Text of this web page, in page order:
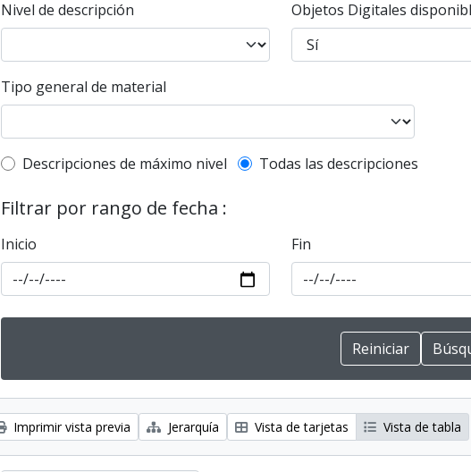
Nivel de descripción Objetos Digitales
Tipo general de material
Top-level description filter
Descripciones de máximo nivel Todas las descripciones
Filtrar por rango de fecha :
Inicio Fin
Imprimir vista previa Jerarquía Vista de tarjetas Vista de tabla